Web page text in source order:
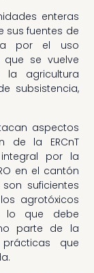
enteras
sus fuentes de
por el uso
que se vuelve
la agricultura
subsistencia,
aspectos
de la ERCnT
por la
en el cantón
suficientes
agrotóxicos
lo que debe
parte de la
que